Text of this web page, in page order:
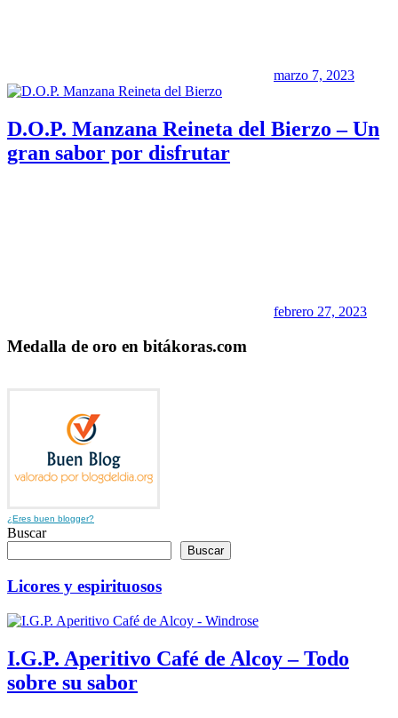
marzo 7, 2023
D.O.P. Manzana Reineta del Bierzo – Un
gran sabor por disfrutar
febrero 27, 2023
Medalla de oro en bitákoras.com
¿Eres buen blogger?
Buscar
Buscar
Licores y espirituosos
I.G.P. Aperitivo Café de Alcoy – Todo
sobre su sabor